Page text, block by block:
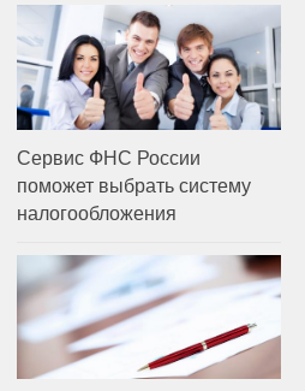
Сервис ФНС России
поможет выбрать систему
налогообложения